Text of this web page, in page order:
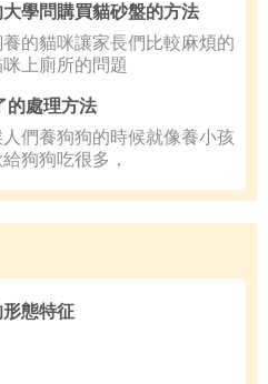
學問購買貓砂盤的方法
貓咪讓家長們比較麻煩的
上廁所的問題
的處理方法
養狗狗的時候就像養小孩
狗狗吃很多，
態特征